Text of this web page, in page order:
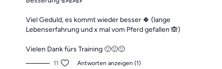
Viel Geduld, es kommt wieder besser 🍀 (lange
Lebenserfahrung und x mal vom Pferd gefallen 🙈)
Vielen Dank fürs Training 🙂🙂🙂
11 Antworten anzeigen (1)